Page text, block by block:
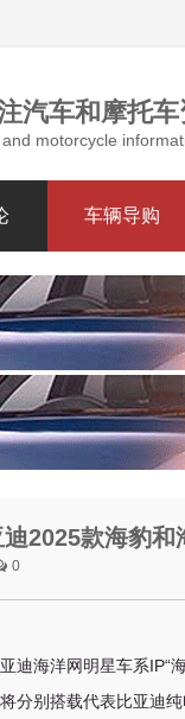
汽车和摩托
motorcycle
车辆导购
2025款海豹
0
迪海洋网明星车系
分别搭载代表比亚迪